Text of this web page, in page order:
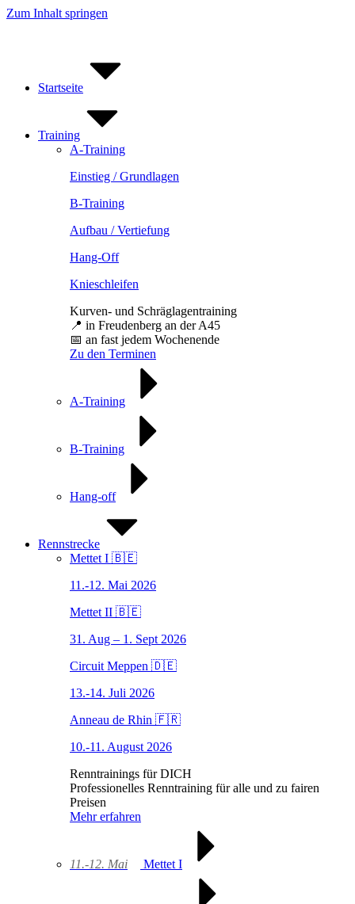
Zum Inhalt springen
Startseite
Training
A-Training
Einstieg / Grundlagen
B-Training
Aufbau / Vertiefung
Hang-Off
Knieschleifen
Kurven- und Schräglagentraining
📍 in Freudenberg an der A45
📅 an fast jedem Wochenende
Zu den Terminen
A-Training
B-Training
Hang-off
Rennstrecke
Mettet I 🇧🇪
11.-12. Mai 2026
Mettet II 🇧🇪
31. Aug – 1. Sept 2026
Circuit Meppen 🇩🇪
13.-14. Juli 2026
Anneau de Rhin 🇫🇷
10.-11. August 2026
Renntrainings für DICH
Professionelles Renntraining für alle und zu fairen
Preisen
Mehr erfahren
11.-12. Mai Mettet I